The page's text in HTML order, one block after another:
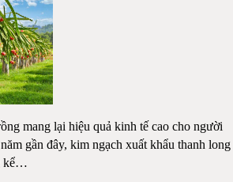
mang lại hiệu quả kinh tế cao cho người
gần đây, kim ngạch xuất khẩu thanh long
kể…